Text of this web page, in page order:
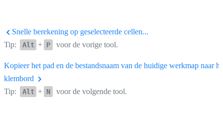
Snelle berekening op geselecteerde cellen...
Tip:
Alt + P voor de vorige tool.
Kopieer het pad en de bestandsnaam van de huidige werkmap naar
klembord
Tip:
Alt + N voor de volgende tool.